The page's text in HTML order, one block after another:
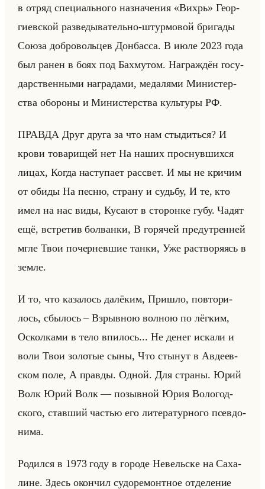
в отряд спе­ци­ально­го на­зна­че­ния «Вихрь» Ге­ор­
ги­ев­ской раз­ве­ды­ва­тельно-штур­мо­вой бри­га­ды
Союза доб­ро­вольцев Дон­бас­са. В июле 2023 года
был ранен в боях под Ба­хму­том. На­граж­дён го­су­
дар­ствен­ны­ми на­гра­да­ми, ме­да­ля­ми Ми­ни­стер­
ства обо­ро­ны и Ми­ни­стер­ства культу­ры РФ.
ПРАВ­ДА Друг друга за что нам сты­диться? И
крови то­ва­ри­щей нет На наших проснув­ших­ся
лицах, Когда на­сту­па­ет рас­свет. И мы не кри­чим
от обиды На песню, стра­ну и судьбу, И те, кто
имел на нас виды, Ку­са­ют в сто­рон­ке губу. Чадят
ещё, встре­тив бол­ван­ки, В го­ря­чей предут­рен­ней
мгле Твои по­чер­нев­шие танки, Уже рас­тво­ря­ясь в
земле.
И то, что ка­за­лось да­лё­ким, При­шло, по­вто­ри­
лось, сбы­лось – Взрыв­ною вол­ною по лёг­ким,
Оскол­ка­ми в тело впи­лось... Не денег ис­ка­ли и
воли Твои зо­ло­тые сыны, Что сты­нут в Ав­де­ев­
ском поле, А прав­ды. Одной. Для стра­ны. Юрий
Волк Юрий Волк — по­зыв­ной Юрия Во­ло­год­
ско­го, став­ший ча­стью его ли­те­ра­тур­но­го псев­до­
ни­ма.
Ро­дил­ся в 1973 году в го­ро­де Невельске на Са­ха­
лине. Здесь окон­чил су­до­ре­монт­ное от­де­ле­ние